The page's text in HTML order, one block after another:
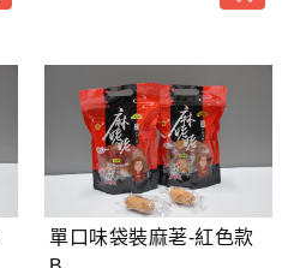
單口味袋裝麻荖-紅色款